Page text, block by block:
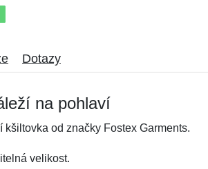
Dotazy
na pohlaví
kšiltovka od značky Fostex Garments.
velikost.